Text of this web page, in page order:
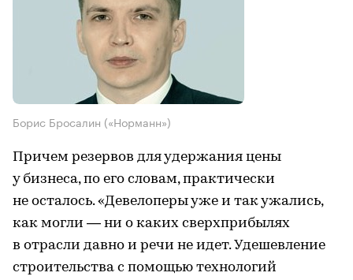
Борис Бросалин («Норманн»)
Причем резервов для удержания цены
у бизнеса, по его словам, практически
не осталось. «Девелоперы уже и так ужались,
как могли — ни о каких сверхприбылях
в отрасли давно и речи не идет. Удешевление
строительства с помощью технологий